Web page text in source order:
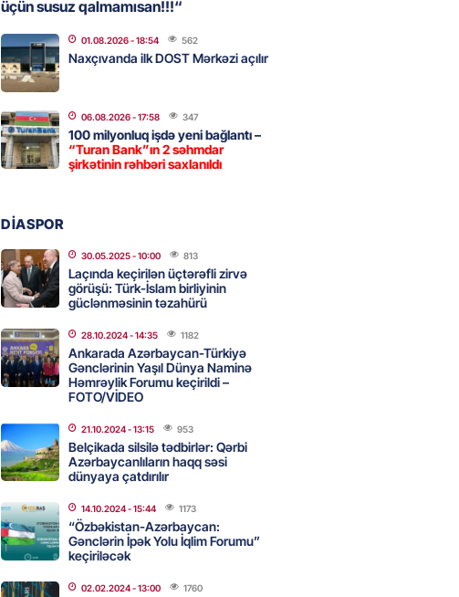
Türkiyə, Səudiyyə Ərəbistanı və
Pakistan arasında Məkkə müdafiə
sazişi imzalanıb
07.08.2026- 15:15
ÖZƏL
ehtiyacı var
07.08.2026 - 15:00
ÖZƏL
ETDİ:Bu ölkəni seçdilər
07.08.2026- 14:45 106
Azərbaycanda sabah 39 dərəcə isti
olacaq
07.08.2026- 14:30
REKLAM
Birbank Biznes-dən mikro biznes
kreditinə 5%-dək endirim
07.08.2026- 14:28
üçün susuz qalmamısan!!!“
01.08.2026- 18:54 562
Naxçıvanda ilk DOST Mərkəzi açılır
06.08.2026- 17:58 347
100 milyonluq işdə yeni bağlantı –
“Turan Bank”ın 2 səhmdar
şirkətinin rəhbəri saxlanıldı
DİASPOR
30.05.2025- 10:00 813
Laçında keçirilən üçtərəfli zirvə
görüşü: Türk-İslam birliyinin
güclənməsinin təzahürü
28.10.2024- 14:35 1182
Ankarada Azərbaycan-Türkiyə
Gənclərinin Yaşıl Dünya Naminə
Həmrəylik Forumu keçirildi –
FOTO/VİDEO
21.10.2024- 13:15 953
Belçikada silsilə tədbirlər: Qərbi
Azərbaycanlıların haqq səsi
dünyaya çatdırılır
14.10.2024- 15:44 1173
“Özbəkistan-Azərbaycan:
Gənclərin İpək Yolu İqlim Forumu”
keçiriləcək
02.02.2024- 13:00 1760